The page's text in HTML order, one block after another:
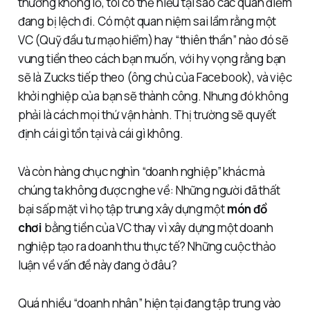
đang bị lệch đi. Có một quan niệm sai lầm rằng một
VC (Quỹ đầu tư mạo hiểm) hay “thiên thần” nào đó sẽ
vung tiền theo cách bạn muốn, với hy vọng rằng bạn
sẽ là Zucks tiếp theo (ông chủ của Facebook), và việc
khởi nghiệp của bạn sẽ thành công. Nhưng đó không
phải là cách mọi thứ vận hành. Thị trường sẽ quyết
định cái gì tồn tại và cái gì không.
Và còn hàng chục nghìn “doanh nghiệp” khác mà
chúng ta không được nghe về: Những người đã thất
bại sấp mặt vì họ tập trung xây dựng mộtmón đồ
chơi bằng tiền của VC thay vì xây dựng một doanh
nghiệp tạo ra doanh thu thực tế? Những cuộc thảo
luận về vấn đề này đang ở đâu?
Quá nhiều “doanh nhân” hiện tại đang tập trung vào